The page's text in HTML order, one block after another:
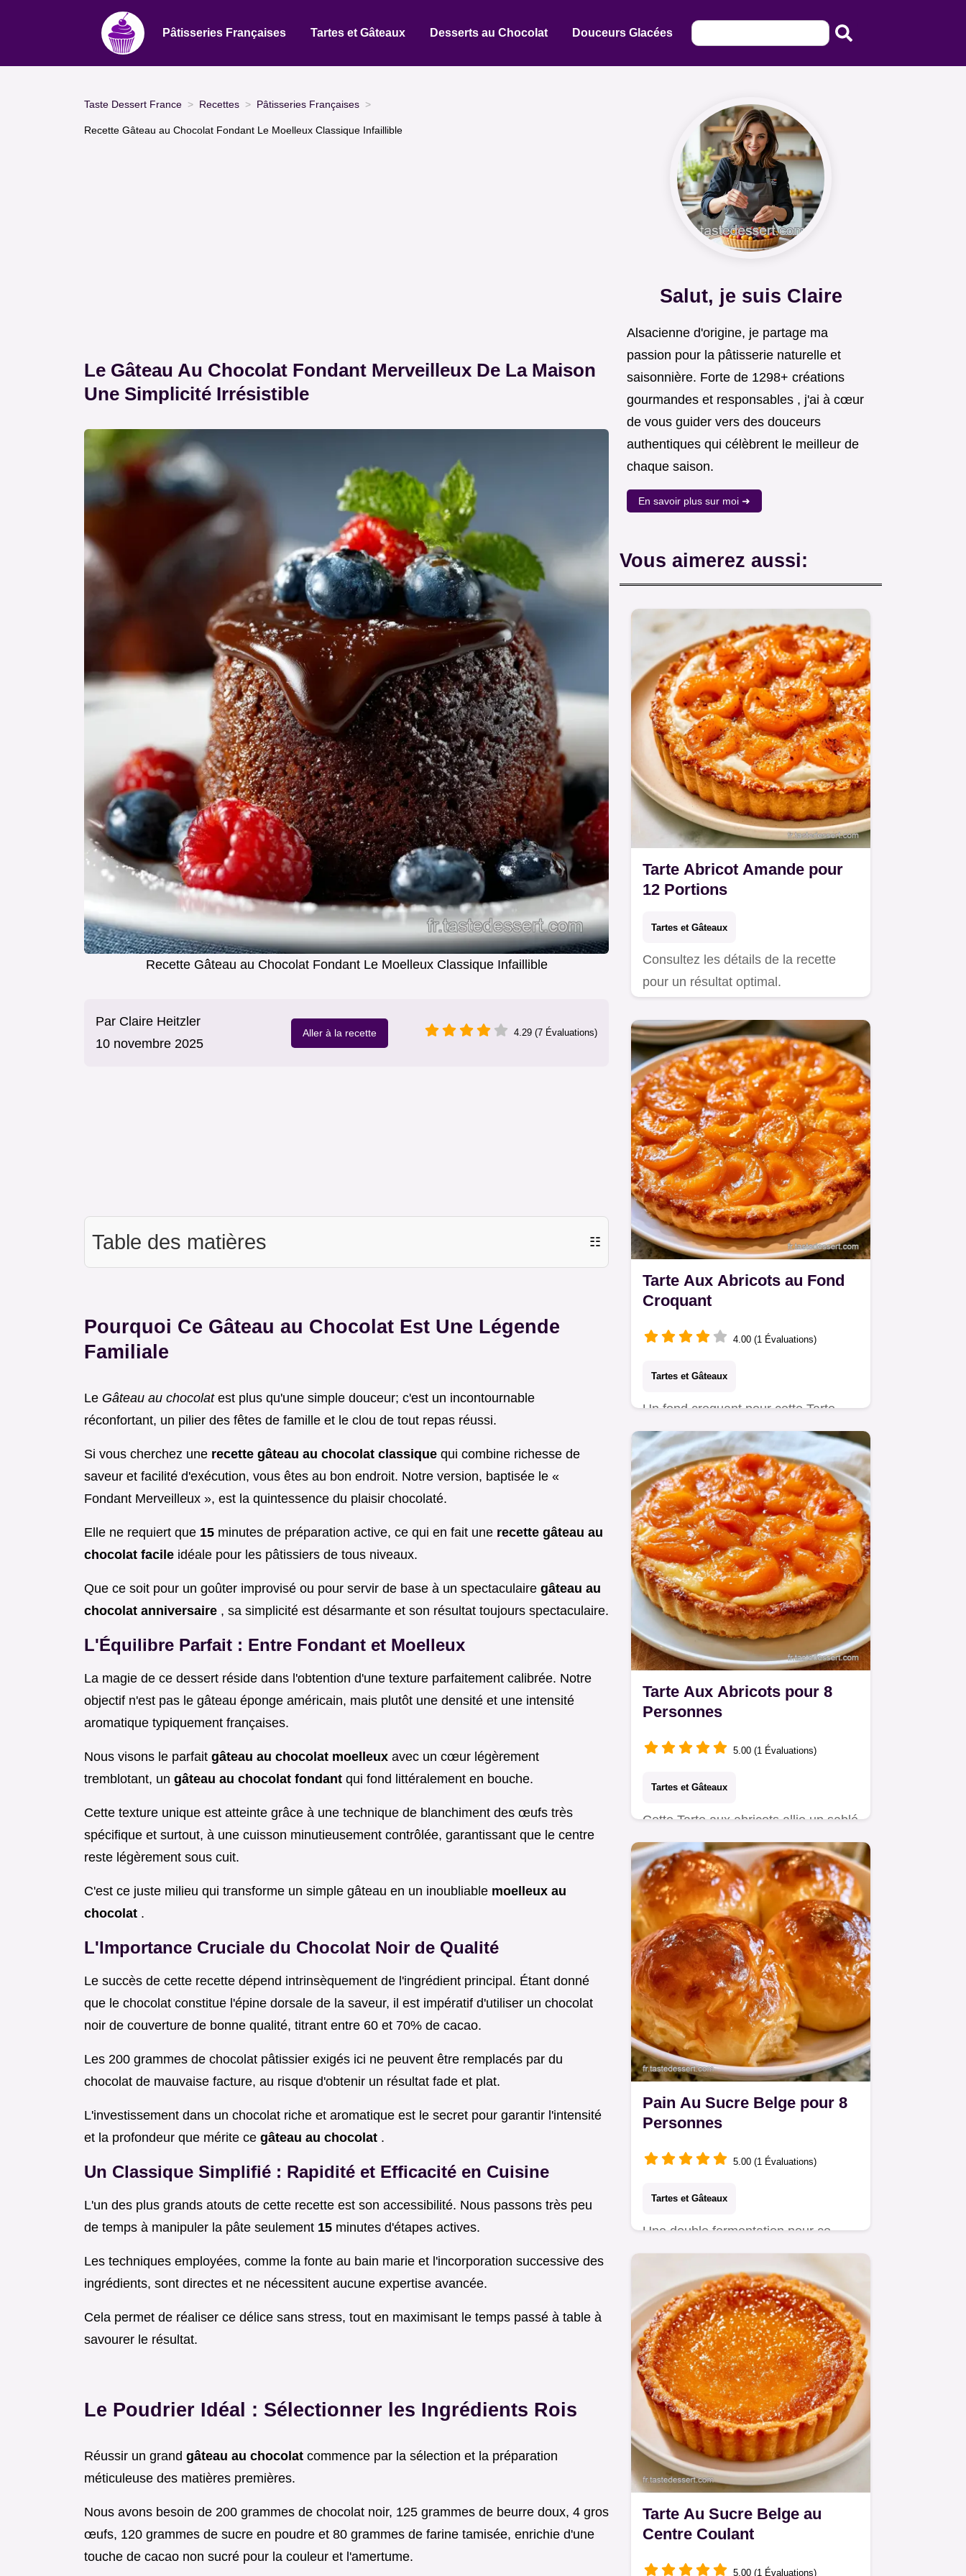
Pâtisseries Françaises Tartes et Gâteaux Desserts au Chocolat Douceurs Glacées
Taste Dessert France Recettes Pâtisseries Françaises
Recette Gâteau au Chocolat Fondant Le Moelleux Classique Infaillible
Le Gâteau Au Chocolat Fondant Merveilleux De La Maison
Une Simplicité Irrésistible
Recette Gâteau au Chocolat Fondant Le Moelleux Classique Infaillible
Par Claire Heitzler
10 novembre 2025
Aller à la recette 4.29 (7 Évaluations)
Table des matières ☷
Pourquoi Ce Gâteau au Chocolat Est Une Légende
Familiale
Le Gâteau au chocolat est plus qu'une simple douceur; c'est un incontournable
réconfortant, un pilier des fêtes de famille et le clou de tout repas réussi.
Si vous cherchez une recette gâteau au chocolat classique qui combine richesse de
saveur et facilité d'exécution, vous êtes au bon endroit. Notre version, baptisée le «
Fondant Merveilleux », est la quintessence du plaisir chocolaté.
Elle ne requiert que 15 minutes de préparation active, ce qui en fait une recette gâteau au
chocolat facile idéale pour les pâtissiers de tous niveaux.
Que ce soit pour un goûter improvisé ou pour servir de base à un spectaculaire gâteau au
chocolat anniversaire , sa simplicité est désarmante et son résultat toujours spectaculaire.
L'Équilibre Parfait : Entre Fondant et Moelleux
La magie de ce dessert réside dans l'obtention d'une texture parfaitement calibrée. Notre
objectif n'est pas le gâteau éponge américain, mais plutôt une densité et une intensité
aromatique typiquement françaises.
Nous visons le parfait gâteau au chocolat moelleux avec un cœur légèrement
tremblotant, un gâteau au chocolat fondant qui fond littéralement en bouche.
Cette texture unique est atteinte grâce à une technique de blanchiment des œufs très
spécifique et surtout, à une cuisson minutieusement contrôlée, garantissant que le centre
reste légèrement sous cuit.
C'est ce juste milieu qui transforme un simple gâteau en un inoubliable moelleux au
chocolat .
L'Importance Cruciale du Chocolat Noir de Qualité
Le succès de cette recette dépend intrinsèquement de l'ingrédient principal. Étant donné
que le chocolat constitue l'épine dorsale de la saveur, il est impératif d'utiliser un chocolat
noir de couverture de bonne qualité, titrant entre 60 et 70% de cacao.
Les 200 grammes de chocolat pâtissier exigés ici ne peuvent être remplacés par du
chocolat de mauvaise facture, au risque d'obtenir un résultat fade et plat.
L'investissement dans un chocolat riche et aromatique est le secret pour garantir l'intensité
et la profondeur que mérite ce gâteau au chocolat .
Un Classique Simplifié : Rapidité et Efficacité en Cuisine
L'un des plus grands atouts de cette recette est son accessibilité. Nous passons très peu
de temps à manipuler la pâte seulement 15 minutes d'étapes actives.
Les techniques employées, comme la fonte au bain marie et l'incorporation successive des
ingrédients, sont directes et ne nécessitent aucune expertise avancée.
Cela permet de réaliser ce délice sans stress, tout en maximisant le temps passé à table à
savourer le résultat.
Le Poudrier Idéal : Sélectionner les Ingrédients Rois
Réussir un grand gâteau au chocolat commence par la sélection et la préparation
méticuleuse des matières premières.
Nous avons besoin de 200 grammes de chocolat noir, 125 grammes de beurre doux, 4 gros
œufs, 120 grammes de sucre en poudre et 80 grammes de farine tamisée, enrichie d'une
touche de cacao non sucré pour la couleur et l'amertume.
Salut, je suis Claire
Alsacienne d'origine, je partage ma
passion pour la pâtisserie naturelle et
saisonnière. Forte de 1298+ créations
gourmandes et responsables , j'ai à cœur
de vous guider vers des douceurs
authentiques qui célèbrent le meilleur de
chaque saison.
En savoir plus sur moi ➜
Vous aimerez aussi:
Tarte Abricot Amande pour
12 Portions
Tartes et Gâteaux
Consultez les détails de la recette
pour un résultat optimal.
Tarte Aux Abricots au Fond
Croquant
4.00 (1 Évaluations)
Tartes et Gâteaux
Un fond croquant pour cette Tarte
aux abricots. On explique pourquoi
cette méthode fonctionne pour…
Tarte Aux Abricots pour 8
Personnes
5.00 (1 Évaluations)
Tartes et Gâteaux
Cette Tarte aux abricots allie un sablé
croquant à des fruits fondants.
Pain Au Sucre Belge pour 8
Personnes
5.00 (1 Évaluations)
Tartes et Gâteaux
Une double fermentation pour ce
Pain au sucre belge. Le rôle des
ingrédients est détaillé pour…
Tarte Au Sucre Belge au
Centre Coulant
5.00 (1 Évaluations)